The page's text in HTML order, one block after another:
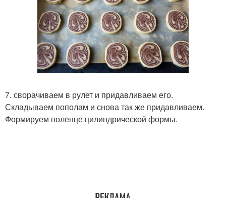
7. сворачиваем в рулет и придавливаем его.
Складываем пополам и снова так же придавливаем.
Формируем поленце цилиндрической формы.